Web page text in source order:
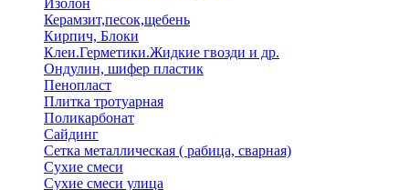
Изолон
Керамзит,песок,щебень
Кирпич, Блоки
Клеи.Герметики.Жидкие гвозди и др.
Ондулин, шифер пластик
Пенопласт
Плитка тротуарная
Поликарбонат
Сайдинг
Сетка металлическая ( рабица, сварная)
Сухие смеси
Сухие смеси улица